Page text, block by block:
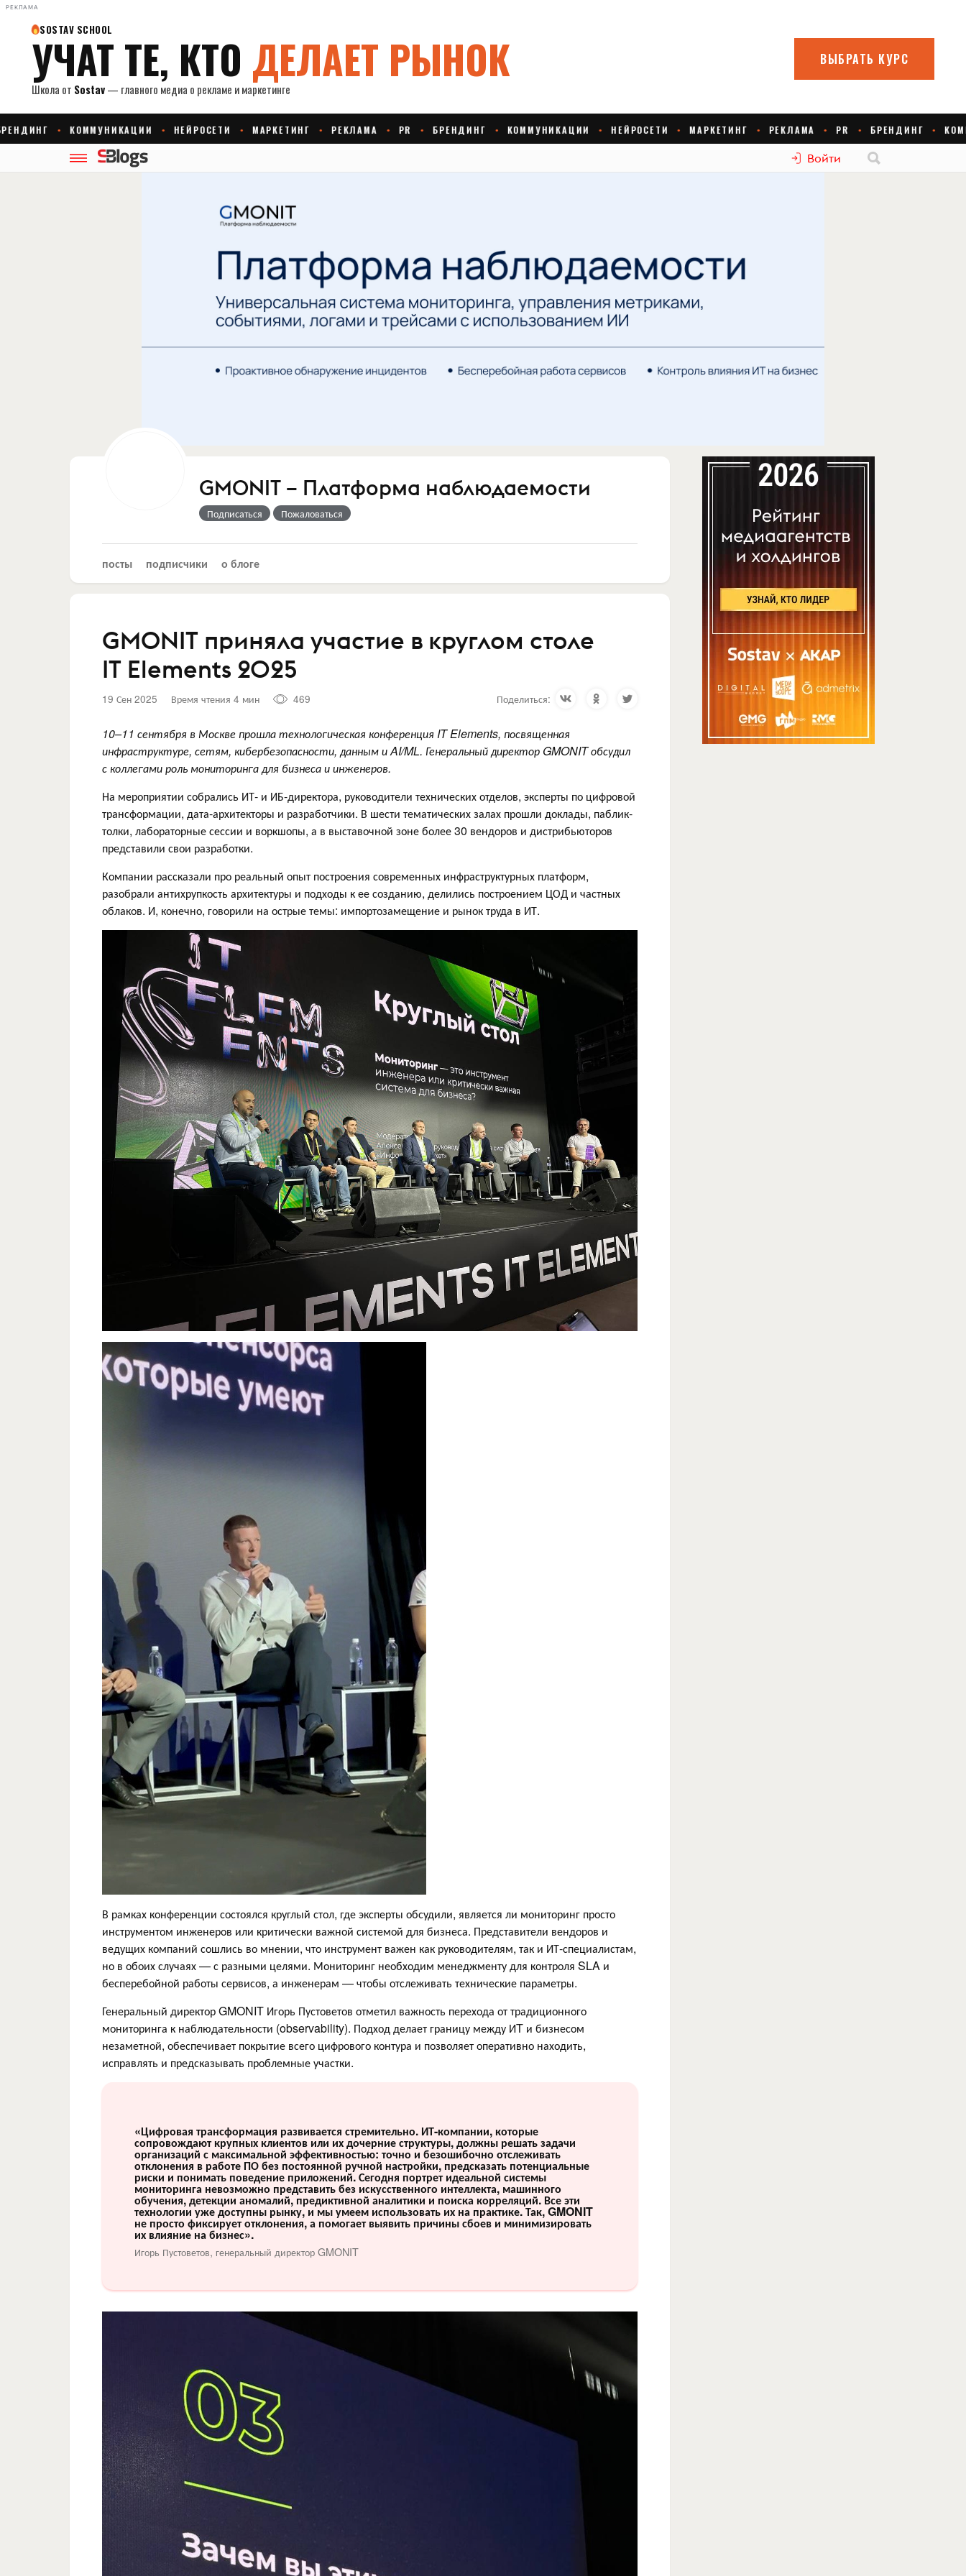
РЕКЛАМА
Войти
GMONIT – Платформа наблюдаемости
Подписаться Пожаловаться
посты подписчики о блоге
GMONIT приняла участие в круглом столе
IT Elements 2025
19 Сен 2025 Время чтения 4 мин 469 Поделиться:
10–11 сентября в Москве прошла технологическая конференция IT Elements, посвященная
инфраструктуре, сетям, кибербезопасности, данным и AI/ML. Генеральный директор GMONIT обсудил
с коллегами роль мониторинга для бизнеса и инженеров.
На мероприятии собрались ИТ‑ и ИБ-директора, руководители технических отделов, эксперты по цифровой
трансформации, дата‑архитекторы и разработчики. В шести тематических залах прошли доклады, паблик-
толки, лабораторные сессии и воркшопы, а в выставочной зоне более 30 вендоров и дистрибьюторов
представили свои разработки.
Компании рассказали про реальный опыт построения современных инфраструктурных платформ,
разобрали антихрупкость архитектуры и подходы к ее созданию, делились построением ЦОД и частных
облаков. И, конечно, говорили на острые темы: импортозамещение и рынок труда в ИТ.
В рамках конференции состоялся круглый стол, где эксперты обсудили, является ли мониторинг просто
инструментом инженеров или критически важной системой для бизнеса. Представители вендоров и
ведущих компаний сошлись во мнении, что инструмент важен как руководителям, так и ИТ-специалистам,
но в обоих случаях — с разными целями. Мониторинг необходим менеджменту для контроля SLA и
бесперебойной работы сервисов, а инженерам — чтобы отслеживать технические параметры.
Генеральный директор GMONIT Игорь Пустоветов отметил важность перехода от традиционного
мониторинга к наблюдательности (observability). Подход делает границу между ИT и бизнесом
незаметной, обеспечивает покрытие всего цифрового контура и позволяет оперативно находить,
исправлять и предсказывать проблемные участки.
«Цифровая трансформация развивается стремительно. ИТ-компании, которые
сопровождают крупных клиентов или их дочерние структуры, должны решать задачи
организаций с максимальной эффективностью: точно и безошибочно отслеживать
отклонения в работе ПО без постоянной ручной настройки, предсказать потенциальные
риски и понимать поведение приложений. Сегодня портрет идеальной системы
мониторинга невозможно представить без искусственного интеллекта, машинного
обучения, детекции аномалий, предиктивной аналитики и поиска корреляций. Все эти
технологии уже доступны рынку, и мы умеем использовать их на практике. Так, GMONIT
не просто фиксирует отклонения, а помогает выявить причины сбоев и минимизировать
их влияние на бизнес».
Игорь Пустоветов, генеральный директор GMONIT